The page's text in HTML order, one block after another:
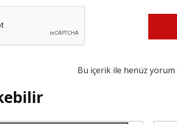
Bu içerik ile henüz yorum